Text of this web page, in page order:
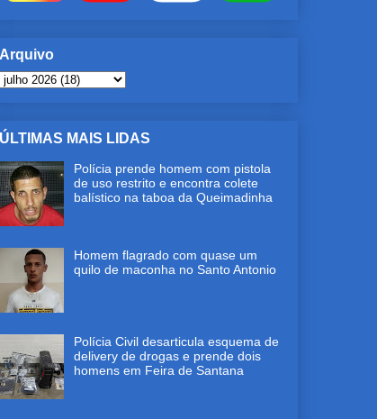
Arquivo
ÚLTIMAS MAIS LIDAS
Polícia prende homem com pistola
de uso restrito e encontra colete
balístico na taboa da Queimadinha
Homem flagrado com quase um
quilo de maconha no Santo Antonio
Polícia Civil desarticula esquema de
delivery de drogas e prende dois
homens em Feira de Santana